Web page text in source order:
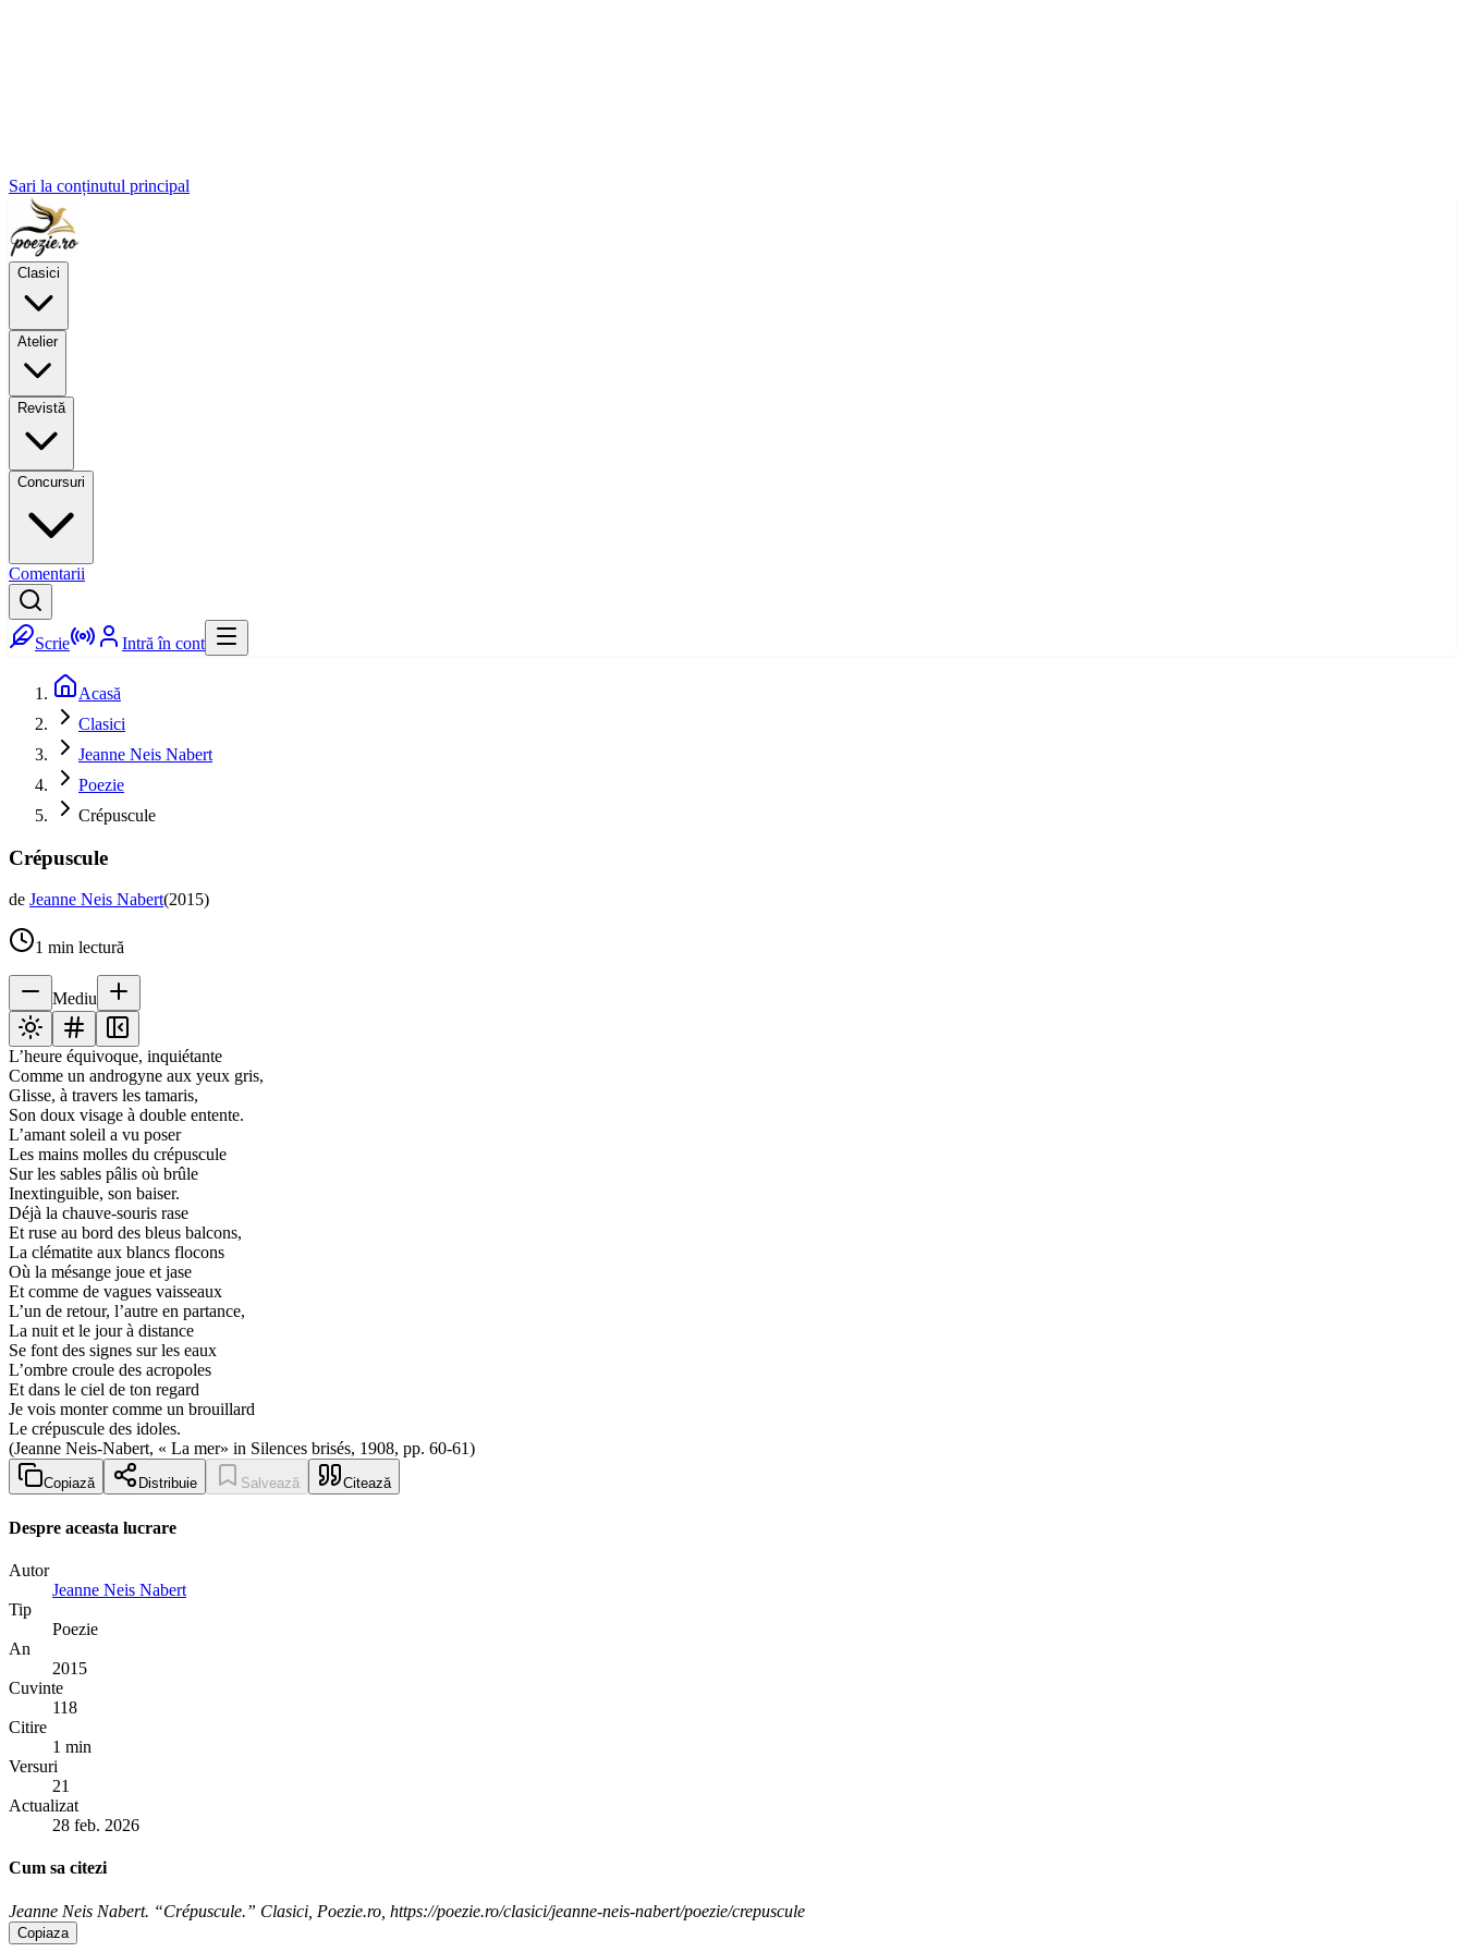
Sari la conținutul principal
Clasici
Atelier
Revistă
Concursuri
Comentarii
Scrie Intră în cont
Acasă
Clasici
Jeanne Neis Nabert
Poezie
Crépuscule
Crépuscule
de Jeanne Neis Nabert(2015)
1 min lectură
Mediu
L’heure équivoque, inquiétante
Comme un androgyne aux yeux gris,
Glisse, à travers les tamaris,
Son doux visage à double entente.
L’amant soleil a vu poser
Les mains molles du crépuscule
Sur les sables pâlis où brûle
Inextinguible, son baiser.
Déjà la chauve-souris rase
Et ruse au bord des bleus balcons,
La clématite aux blancs flocons
Où la mésange joue et jase
Et comme de vagues vaisseaux
L’un de retour, l’autre en partance,
La nuit et le jour à distance
Se font des signes sur les eaux
L’ombre croule des acropoles
Et dans le ciel de ton regard
Je vois monter comme un brouillard
Le crépuscule des idoles.
(Jeanne Neis-Nabert, « La mer» in Silences brisés, 1908, pp. 60-61)
Copiază Distribuie Salvează Citează
Despre aceasta lucrare
Autor
Jeanne Neis Nabert
Tip
Poezie
An
2015
Cuvinte
118
Citire
1 min
Versuri
21
Actualizat
28 feb. 2026
Cum sa citezi
Jeanne Neis Nabert. “Crépuscule.” Clasici, Poezie.ro, https://poezie.ro/clasici/jeanne-neis-nabert/poezie/crepuscule
Copiaza